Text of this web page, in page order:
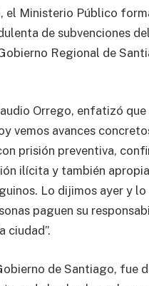
el Ministerio Público
de subvenciones
Regional de
Orrego, enfatizó
vemos avances
prisión preventiva,
ilícita y también
Lo dijimos ayer y
paguen su
ciudad”.
de Santiago, fue